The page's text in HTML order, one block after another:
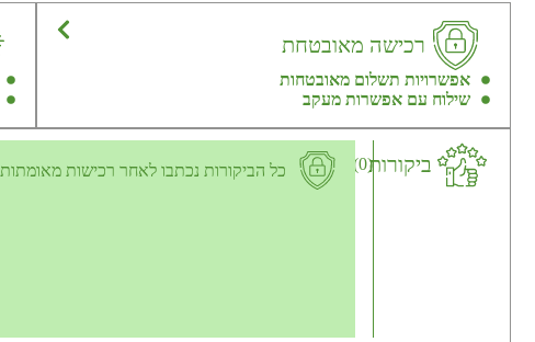
רכישה מאובטחת
אפשרויות תשלום מאובטחות
שילוח עם אפשרות מעקב
ביקורות(0) כל הביקורות נכתבו לאחר רכישות מאומתות